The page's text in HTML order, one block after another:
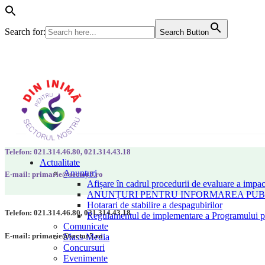
Search for: Search Button
Actualitate
Anunțuri
Afișare în cadrul procedurii de evaluare a
ANUNȚURI PENTRU INFORMAREA
Hotarari de stabilire a despagubirilor
Regulamentul de implementare a Programului
Comunicate
Mass-Media
Concursuri
Evenimente
Telefon: 021.314.46.80, 021.314.43.18
E-mail: primarie@sector5.ro
Telefon: 021.314.46.80, 021.314.43.18
E-mail: primarie@sector5.ro